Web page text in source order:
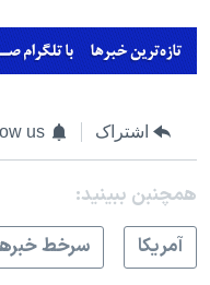
اشتراک us
همچنبن ببینید:
آمريکا
سرخط